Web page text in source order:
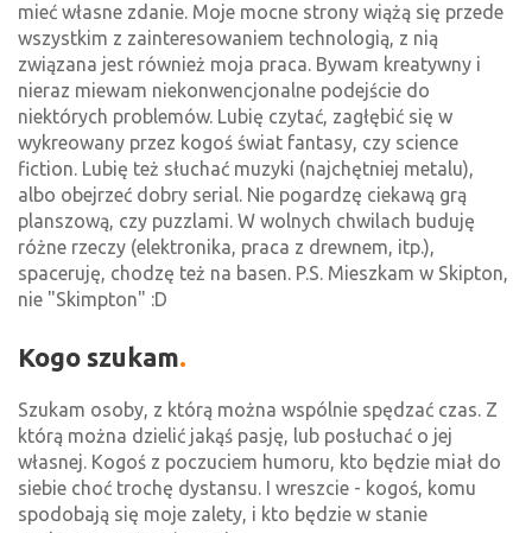
mieć własne zdanie. Moje mocne strony wiążą się przede
wszystkim z zainteresowaniem technologią, z nią
związana jest również moja praca. Bywam kreatywny i
nieraz miewam niekonwencjonalne podejście do
niektórych problemów. Lubię czytać, zagłębić się w
wykreowany przez kogoś świat fantasy, czy science
fiction. Lubię też słuchać muzyki (najchętniej metalu),
albo obejrzeć dobry serial. Nie pogardzę ciekawą grą
planszową, czy puzzlami. W wolnych chwilach buduję
różne rzeczy (elektronika, praca z drewnem, itp.),
spaceruję, chodzę też na basen. P.S. Mieszkam w Skipton,
nie "Skimpton" :D
Kogo szukam
Szukam osoby, z którą można wspólnie spędzać czas. Z
którą można dzielić jakąś pasję, lub posłuchać o jej
własnej. Kogoś z poczuciem humoru, kto będzie miał do
siebie choć trochę dystansu. I wreszcie - kogoś, komu
spodobają się moje zalety, i kto będzie w stanie